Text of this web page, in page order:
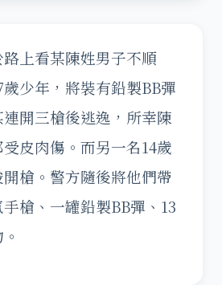
上看某陳姓男子不順
少年，將裝有鉛製BB彈
開三槍後逃逸，所幸陳
皮肉傷。而另一名14歲
槍。警方隨後將他們帶
槍、一罐鉛製BB彈、13